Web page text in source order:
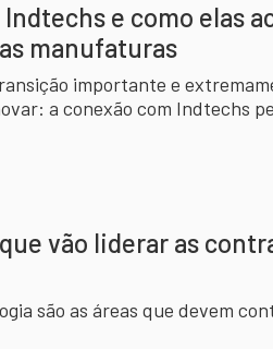
e como elas
manufaturas
importante e
a conexão com Indtechs
vão liderar as
são as áreas que devem